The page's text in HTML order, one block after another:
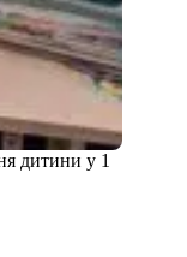
дитини у 1